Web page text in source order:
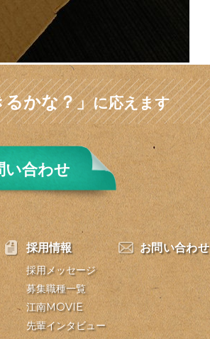
るかな？」に応えます
い合わせ
採用情報
採用メッセージ
募集職種一覧
江南MOVIE
先輩インタビュー
お問い合わせ